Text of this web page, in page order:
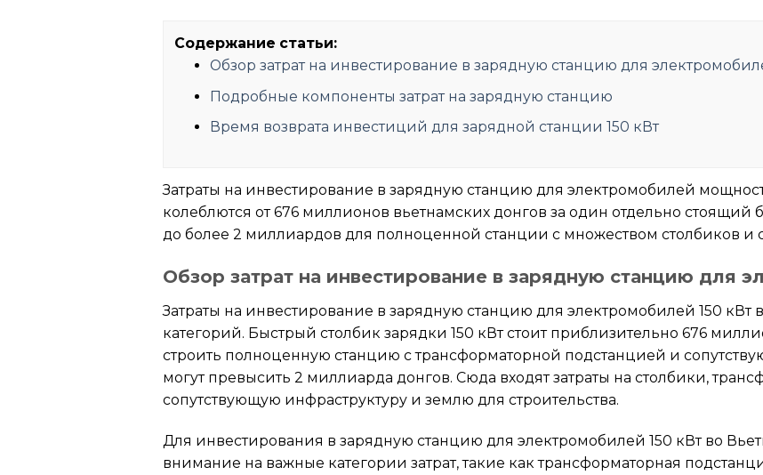
Содержание статьи:
Обзор затрат на инвестирование в зарядную станцию для
Подробные компоненты затрат на зарядную станцию
Время возврата инвестиций для зарядной станции 150 кВт
Затраты на инвестирование в зарядную станцию для электромобилей
колеблются от 676 миллионов вьетнамских донгов за один отдельно стоящий
до более 2 миллиардов для полноценной станции с множеством столбиков и
Обзор затрат на инвестирование в зарядную станцию для
Затраты на инвестирование в зарядную станцию для электромобилей 150
категорий. Быстрый столбик зарядки 150 кВт стоит приблизительно 676
строить полноценную станцию с трансформаторной подстанцией и
могут превысить 2 миллиарда донгов. Сюда входят затраты на столбики,
сопутствующую инфраструктуру и землю для строительства.
Для инвестирования в зарядную станцию для электромобилей 150 кВт во
внимание на важные категории затрат, такие как трансформаторная